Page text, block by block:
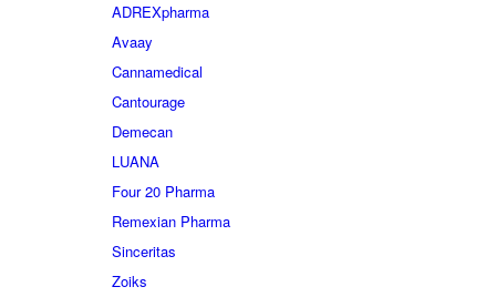
ADREXpharma
Avaay
Cannamedical
Cantourage
Demecan
LUANA
Four 20 Pharma
Remexian Pharma
Sinceritas
Zoiks